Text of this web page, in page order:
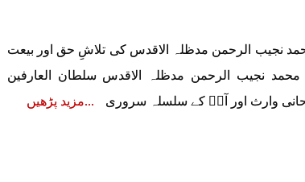
نجیب الرحمن مدظلہ الاقدس کی تلاشِ حق اور بیعت
نجیب الرحمن مدظلہ الاقدس سلطان العارفین
وارث اور آپؒ کے سلسلہ سروری
مزید پڑھیں